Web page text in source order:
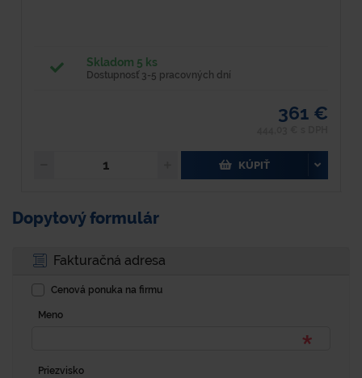
Skladom 5 ks
Dostupnosť 3-5 pracovných dní
361 €
KÚPIŤ
Dopytový formulár
Fakturačná adresa
Cenová ponuka na firmu
Meno
Priezvisko